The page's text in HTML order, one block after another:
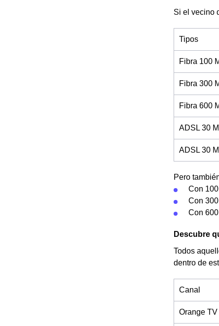
Si el vecino
Tipos
Fibra 100
Fibra 300
Fibra 600
ADSL 30
ADSL 30
Pero
Con
Con
Con
Descubre
Todos
dentro de
Canal
Orange TV